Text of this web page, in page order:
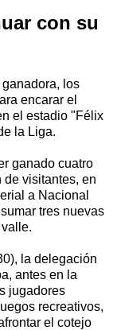
con su
los
encarar el
el estadio "Félix
la Liga.
ganado cuatro
visitantes, en
a Nacional
tres nuevas
la delegación
antes en la
jugadores
recreativos,
el cotejo